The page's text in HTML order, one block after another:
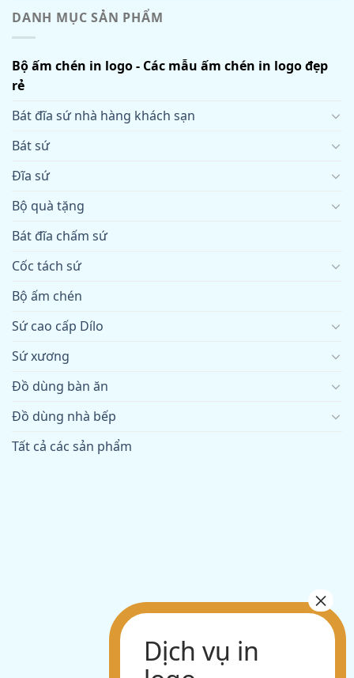
DANH MỤC SẢN PHẨM
Bộ ấm chén in logo - Các mẫu ấm chén in logo đẹp
rẻ
Bát đĩa sứ nhà hàng khách sạn
Bát sứ
Đĩa sứ
Bộ quà tặng
Bát đĩa chấm sứ
Cốc tách sứ
Bộ ấm chén
Sứ cao cấp Dílo
Sứ xương
Đồ dùng bàn ăn
Đồ dùng nhà bếp
Tất cả các sản phẩm